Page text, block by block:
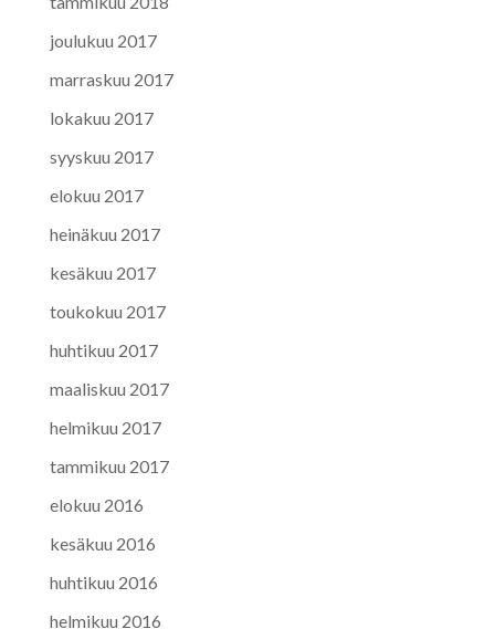
joulukuu 2017
marraskuu 2017
lokakuu 2017
syyskuu 2017
elokuu 2017
heinäkuu 2017
kesäkuu 2017
toukokuu 2017
huhtikuu 2017
maaliskuu 2017
helmikuu 2017
tammikuu 2017
elokuu 2016
kesäkuu 2016
huhtikuu 2016
helmikuu 2016